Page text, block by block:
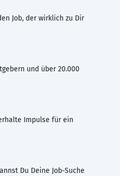
Job, der wirklich zu Dir
und über 20.000
Impulse für ein
Du Deine Job-Suche